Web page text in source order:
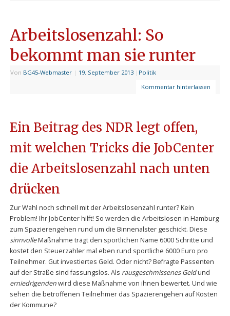
Arbeitslosenzahl: So
bekommt man sie runter
Von BG45-Webmaster | 19. September 2013 | Politik
Kommentar hinterlassen
Ein Beitrag des NDR legt offen,
mit welchen Tricks die JobCenter
die Arbeitslosenzahl nach unten
drücken
Zur Wahl noch schnell mit der Arbeitslosenzahl runter? Kein
Problem! Ihr JobCenter hilft! So werden die Arbeitslosen in Hamburg
zum Spazierengehen rund um die Binnenalster geschickt. Diese
sinnvolleMaßnahme trägt den sportlichen Name 6000 Schritte und
kostet den Steuerzahler mal eben rund sportliche 6000 Euro pro
Teilnehmer. Gut investiertes Geld. Oder nicht? Befragte Passenten
auf der Straße sind fassungslos. Als rausgeschmissenes Geldund
erniedrigendenwird diese Maßnahme von ihnen bewertet. Und wie
sehen die betroffenen Teilnehmer das Spazierengehen auf Kosten
der Kommune?